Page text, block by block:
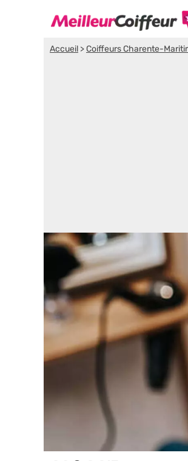
Accueil >Coiffeurs Charente-